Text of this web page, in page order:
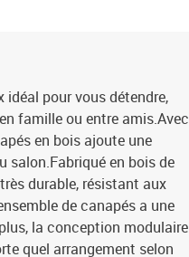
idéal pour vous détendre,
famille ou entre amis.Avec
en bois ajoute une
salon.Fabriqué en bois de
durable, résistant aux
de canapés a une
la conception modulaire
quel arrangement selon